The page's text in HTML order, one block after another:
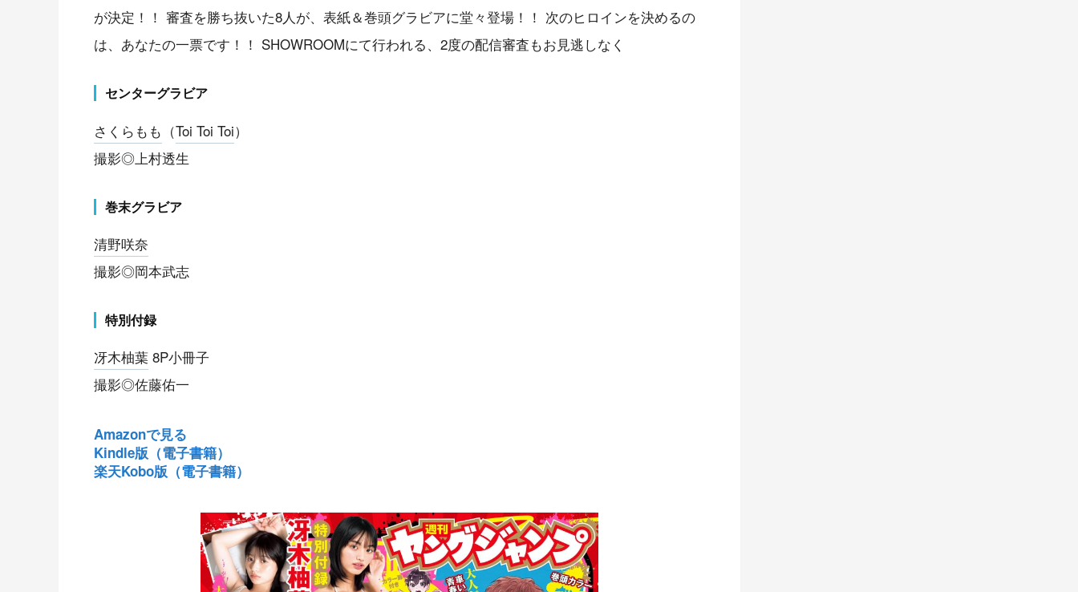
が決定！！ 審査を勝ち抜いた8人が、表紙＆巻頭グラビアに堂々登場！！ 次のヒロインを決めるの
は、あなたの一票です！！ SHOWROOMにて行われる、2度の配信審査もお見逃しなく
センターグラビア
さくらもも （Toi Toi Toi）
撮影◎上村透生
巻末グラビア
清野咲奈
撮影◎岡本武志
特別付録
冴木柚葉 8P小冊子
撮影◎佐藤佑一
Amazonで見る
Kindle版（電子書籍）
楽天Kobo版（電子書籍）